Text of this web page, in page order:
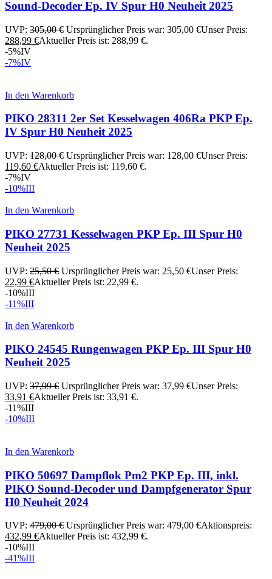
Sound-Decoder Ep. IV Spur H0 Neuheit 2025
UVP: 305,00€ Ursprünglicher Preis war: 305,00 €Unser Preis:
288,99 €Aktueller Preis ist: 288,99 €.
-5%IV
-7%IV
In den Warenkorb
PIKO 28311 2er Set Kesselwagen 406Ra PKP Ep.
IV Spur H0 Neuheit 2025
UVP: 128,00€ Ursprünglicher Preis war: 128,00 €Unser Preis:
119,60 €Aktueller Preis ist: 119,60 €.
-7%IV
-10%III
In den Warenkorb
PIKO 27731 Kesselwagen PKP Ep. III Spur H0
Neuheit 2025
UVP: 25,50€ Ursprünglicher Preis war: 25,50 €Unser Preis:
22,99 €Aktueller Preis ist: 22,99 €.
-10%III
-11%III
In den Warenkorb
PIKO 24545 Rungenwagen PKP Ep. III Spur H0
Neuheit 2025
UVP: 37,99€ Ursprünglicher Preis war: 37,99 €Unser Preis:
33,91 €Aktueller Preis ist: 33,91 €.
-11%III
-10%III
In den Warenkorb
PIKO 50697 Dampflok Pm2 PKP Ep. III, inkl.
PIKO Sound-Decoder und Dampfgenerator Spur
H0 Neuheit 2024
UVP: 479,00€ Ursprünglicher Preis war: 479,00 €Aktionspreis:
432,99 €Aktueller Preis ist: 432,99 €.
-10%III
-41%III